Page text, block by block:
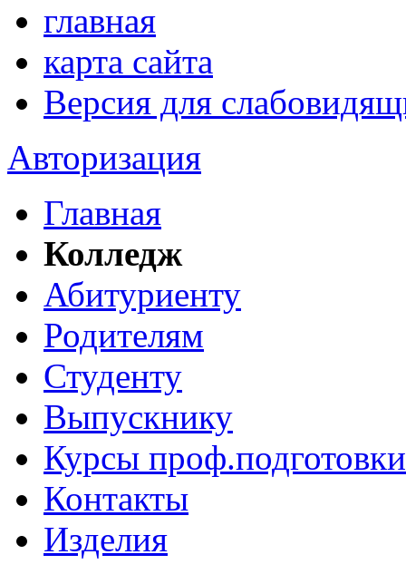
главная
карта сайта
Версия для
Авторизация
Главная
Колледж
Абитуриенту
Родителям
Студенту
Выпускнику
Курсы проф.подготовки
Контакты
Изделия